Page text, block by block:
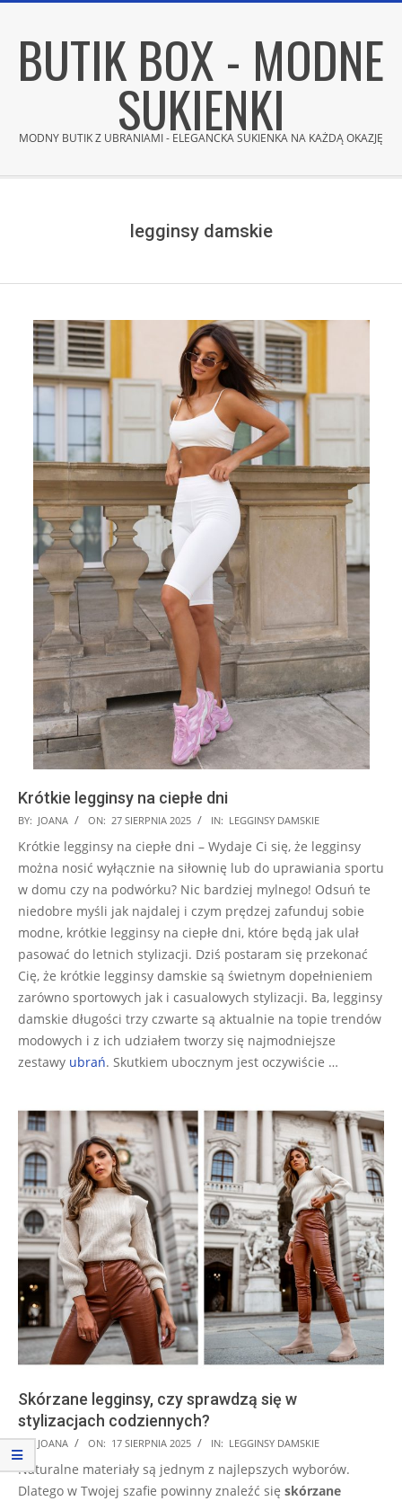
contentBUTIK BOX - MODNE
SUKIENKI
MODNY BUTIK Z UBRANIAMI - ELEGANCKA SUKIENKA NA KAŻDĄ OKAZJĘ
legginsy damskie
Krótkie legginsy na ciepłe dni
2025-
08-
27
BY: JOANA ON: 27 SIERPNIA 2025 IN: LEGGINSY DAMSKIE
Krótkie legginsy na ciepłe dni – Wydaje Ci się, że legginsy
można nosić wyłącznie na siłownię lub do uprawiania sportu
w domu czy na podwórku? Nic bardziej mylnego! Odsuń te
niedobre myśli jak najdalej i czym prędzej zafunduj sobie
modne, krótkie legginsy na ciepłe dni, które będą jak ulał
pasować do letnich stylizacji. Dziś postaram się przekonać
Cię, że krótkie legginsy damskie są świetnym dopełnieniem
zarówno sportowych jak i casualowych stylizacji. Ba, legginsy
damskie długości trzy czwarte są aktualnie na topie trendów
modowych i z ich udziałem tworzy się najmodniejsze
zestawy ubrań. Skutkiem ubocznym jest oczywiście …
Skórzane legginsy, czy sprawdzą się w
stylizacjach codziennych?
2025-
08-
17
BY: JOANA ON: 17 SIERPNIA 2025 IN: LEGGINSY DAMSKIE
Naturalne materiały są jednym z najlepszych wyborów.
Dlatego w Twojej szafie powinny znaleźć się skórzane